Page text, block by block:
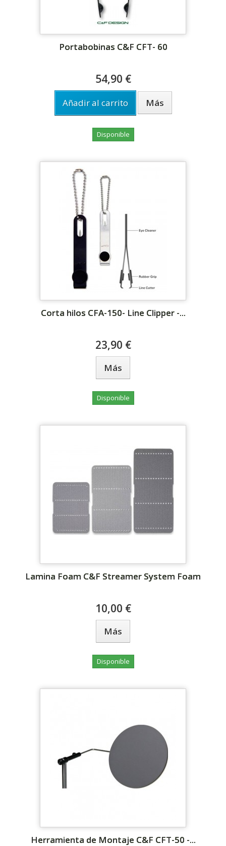
Portabobinas C&F CFT- 60
54,90 €
Añadir al carrito Más
Disponible
Corta hilos CFA-150- Line Clipper -...
23,90 €
Más
Disponible
Lamina Foam C&F Streamer System Foam
10,00 €
Más
Disponible
Herramienta de Montaje C&F CFT-50 -...